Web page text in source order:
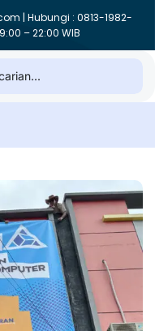
| Hubungi : 0813-1982-
– 22:00 WIB